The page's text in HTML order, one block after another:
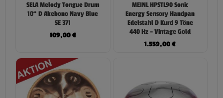
SELA Melody Tongue Drum
10“ D Akebono Navy Blue
SE 371
109,00€
MEINL HPSTL90 Sonic
Energy Sensory Handpan
Edelstahl D Kurd 9 Töne
440 Hz – Vintage Gold
1.559,00€